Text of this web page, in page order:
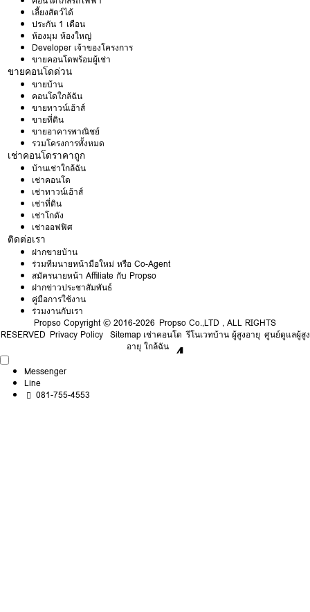
เลี้ยงสัตว์ได้
ประกัน 1 เดือน
ห้องมุม ห้องใหญ่
Developer เจ้าของโครงการ
ขายคอนโดพร้อมผู้เช่า
ขายคอนโดด่วน
ขายบ้าน
คอนโดใกล้ฉัน
ขายทาวน์เฮ้าส์
ขายที่ดิน
ขายอาคารพาณิชย์
รวมโครงการทั้งหมด
เช่าคอนโดราคาถูก
บ้านเช่าใกล้ฉัน
เช่าคอนโด
เช่าทาวน์เฮ้าส์
เช่าที่ดิน
เช่าโกดัง
เช่าออฟฟิศ
ติดต่อเรา
ฝากขายบ้าน
ร่วมทีมนายหน้ามือใหม่ หรือ Co-Agent
สมัครนายหน้า Affiliate กับ Propso
ฝากข่าวประชาสัมพันธ์
คู่มือการใช้งาน
ร่วมงานกับเรา
Propso Copyright © 2016-2026 Propso Co.,LTD , ALL RIGHTS
RESERVED Privacy Policy Sitemap เช่าคอนโด รีโนเวทบ้าน ผู้สูงอายุ ศูนย์ดูแลผู้สูง
อายุ ใกล้ฉัน
Messenger
Line
081-755-4553